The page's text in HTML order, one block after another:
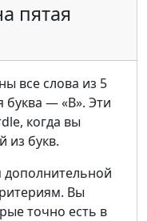
пятая
все слова из 5
буква — «В». Эти
когда вы
из букв.
Вы
точно есть в